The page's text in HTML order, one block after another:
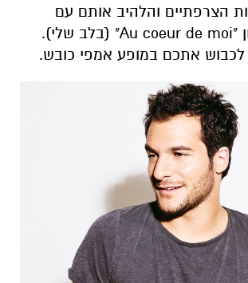
הצרפתיים והלהיב אותם עם
אלבומו הראשון "Au coeur de moi" (בלב שלי).
לכבוש אתכם במופע אמפי כובש.